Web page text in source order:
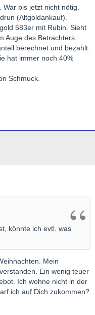
bis jetzt nicht nötig.
(Altgoldankauf).
583er mit Rubin. Sieht
Auge des Betrachters.
berechnet und bezahlt.
hat immer noch 40%
Schmuck.
könnte ich evtl. was
Mein
Ein wenig teuer
Ich wohne nicht in der
ich auf Dich zukommen?